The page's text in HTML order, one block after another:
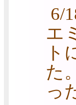
6/
エ
ト
た
っ